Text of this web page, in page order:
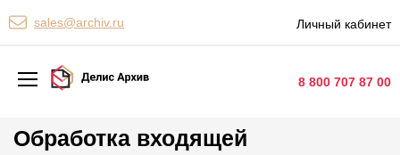
sales@archiv.ru Личный кабинет
8 800 707 87 00
Персональные сервисы
Архивная обработка
Обработка входящей